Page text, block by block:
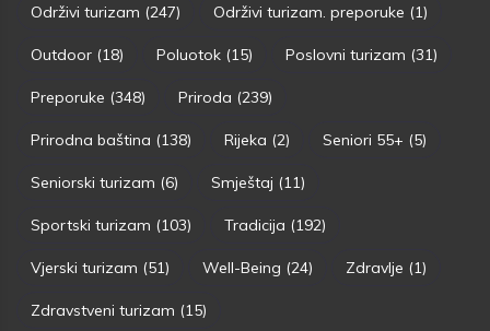
Održivi turizam (247) Održivi turizam. preporuke (1)
Outdoor (18) Poluotok (15) Poslovni turizam (31)
Preporuke (348) Priroda (239)
Prirodna baština (138) Rijeka (2) Seniori 55+ (5)
Seniorski turizam (6) Smještaj (11)
Sportski turizam (103) Tradicija (192)
Vjerski turizam (51) Well-Being (24) Zdravlje (1)
Zdravstveni turizam (15)